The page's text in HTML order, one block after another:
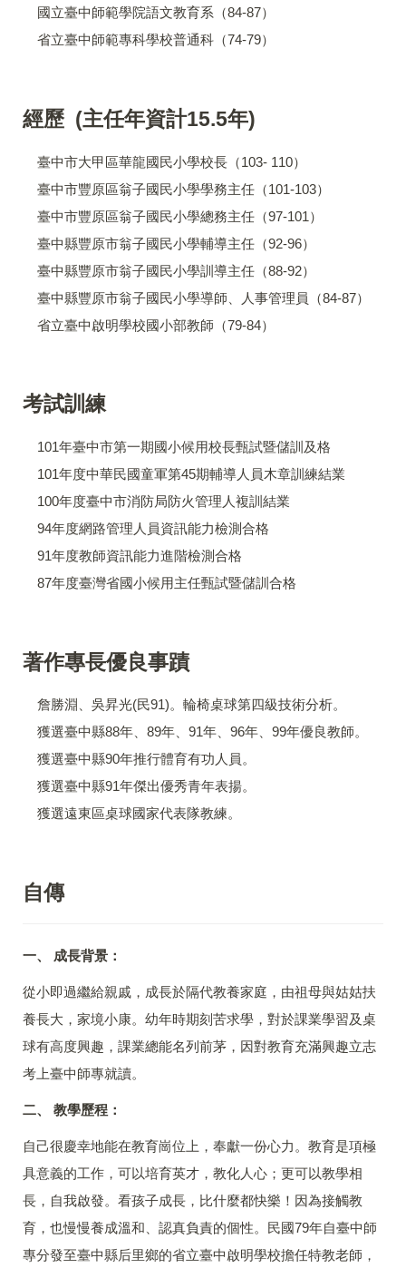
國立臺中師範學院語文教育系（84-87）
省立臺中師範專科學校普通科（74-79）
經歷 (主任年資計15.5年)
臺中市大甲區華龍國民小學校長（103- 110）
臺中市豐原區翁子國民小學學務主任（101-103）
臺中市豐原區翁子國民小學總務主任（97-101）
臺中縣豐原市翁子國民小學輔導主任（92-96）
臺中縣豐原市翁子國民小學訓導主任（88-92）
臺中縣豐原市翁子國民小學導師、人事管理員（84-87）
省立臺中啟明學校國小部教師（79-84）
考試訓練
101年臺中市第一期國小候用校長甄試暨儲訓及格
101年度中華民國童軍第45期輔導人員木章訓練結業
100年度臺中市消防局防火管理人複訓結業
94年度網路管理人員資訊能力檢測合格
91年度教師資訊能力進階檢測合格
87年度臺灣省國小候用主任甄試暨儲訓合格
著作專長優良事蹟
詹勝淵、吳昇光(民91)。輪椅桌球第四級技術分析。
獲選臺中縣88年、89年、91年、96年、99年優良教師。
獲選臺中縣90年推行體育有功人員。
獲選臺中縣91年傑出優秀青年表揚。
獲選遠東區桌球國家代表隊教練。
自傳
一、 成長背景：
從小即過繼給親戚，成長於隔代教養家庭，由祖母與姑姑扶
養長大，家境小康。幼年時期刻苦求學，對於課業學習及桌
球有高度興趣，課業總能名列前茅，因對教育充滿興趣立志
考上臺中師專就讀。
二、 教學歷程：
自己很慶幸地能在教育崗位上，奉獻一份心力。教育是項極
具意義的工作，可以培育英才，教化人心；更可以教學相
長，自我啟發。看孩子成長，比什麼都快樂！因為接觸教
育，也慢慢養成溫和、認真負責的個性。民國79年自臺中師
專分發至臺中縣后里鄉的省立臺中啟明學校擔任特教老師，